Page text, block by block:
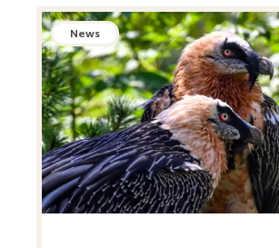
News